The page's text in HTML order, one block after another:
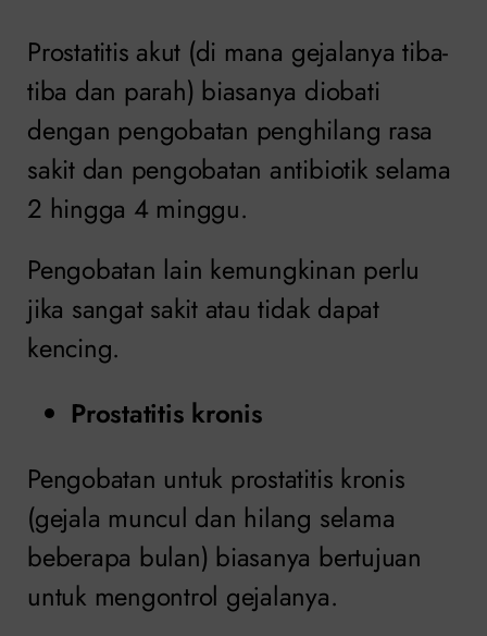
Prostatitis akut (di mana gejalanya tiba-
tiba dan parah) biasanya diobati
dengan pengobatan penghilang rasa
sakit dan pengobatan antibiotik selama
2 hingga 4 minggu.
Pengobatan lain kemungkinan perlu
jika sangat sakit atau tidak dapat
kencing.
Prostatitis kronis
Pengobatan untuk prostatitis kronis
(gejala muncul dan hilang selama
beberapa bulan) biasanya bertujuan
untuk mengontrol gejalanya.